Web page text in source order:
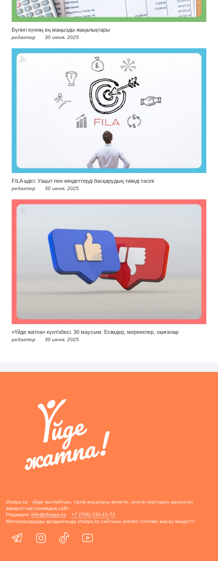
Бүгінгі күннің ең маңызды жаңалықтары
редактор 30 июня, 2025
FILA әдісі: Уақыт пен міндеттерді басқарудың тиімді тәсілі
редактор 30 июня, 2025
«Үйде жатпа» күнтізбесі. 30 маусым: Есімдер, мерекелер, оқиғалар
редактор 30 июня, 2025
zhatpa.kz - үйде жатпайтын, тірлік жасағысы келетін, өсетін жастарға арналған
ақпараттық-танымдық сайт
Редакция: info@zhatpa.kz
+7 (708) 332-10-72
Материалдарды қолданғанда zhatpa.kz сайтына активті сілтеме жасау міндетті